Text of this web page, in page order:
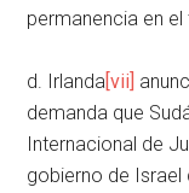
permanencia en el
d. Irlanda[vii]
demanda que
Internacional de
gobierno de Israel